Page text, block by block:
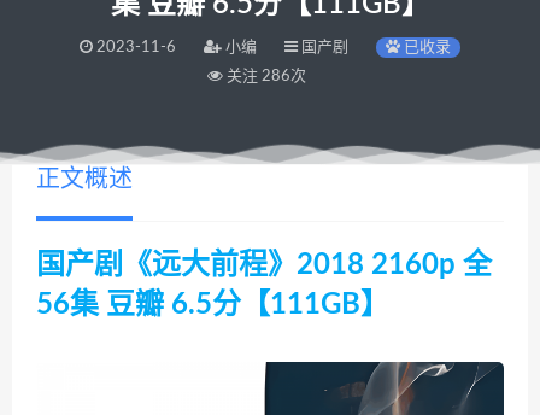
2023-11-6 小编 国产剧
已收录
关注 286次
正文概述
国产剧《远大前程》2018 2160p 全
56集 豆瓣 6.5分【111GB】